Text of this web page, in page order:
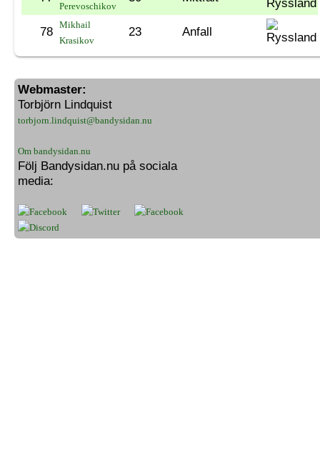
Perevoschikov
78
Mikhail
Krasikov
23 Anfall
Webmaster:
Torbjörn Lindquist
torbjorn.lindquist@bandysidan.nu
Om bandysidan.nu
Följ Bandysidan.nu på sociala
media: